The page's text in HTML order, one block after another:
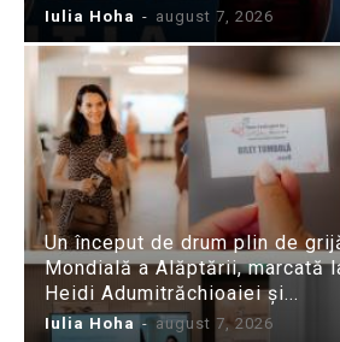
Iulia Hoha - august 7, 2026
Un început de drum plin de
Mondială a Alăptării, marcată
Heidi Adumitrăchioaiei și...
Iulia Hoha - august 7, 2026